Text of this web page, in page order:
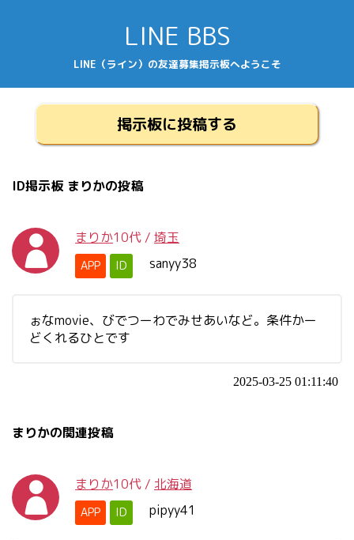
LINE BBS
LINE（ライン）の友達募集掲示板へようこそ
掲示板に投稿する
ID掲示板 まりかの投稿
まりか10代 / 埼玉
APP ID sanyy38
ぉなmovie、びでつーわでみせあいなど。条件かー
どくれるひとです
2025-03-25 01:11:40
まりかの関連投稿
まりか10代 / 北海道
APP ID pipyy41